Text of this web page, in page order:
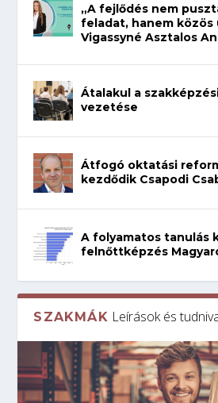
„A fejlődés nem
feladat, hanem közös
Vigassyné Asztalos
Átalakul a
vezetése
Átfogó oktatási
kezdődik Csapodi
A folyamatos tanulás
felnőttképzés
SZAKMÁK Leírások és